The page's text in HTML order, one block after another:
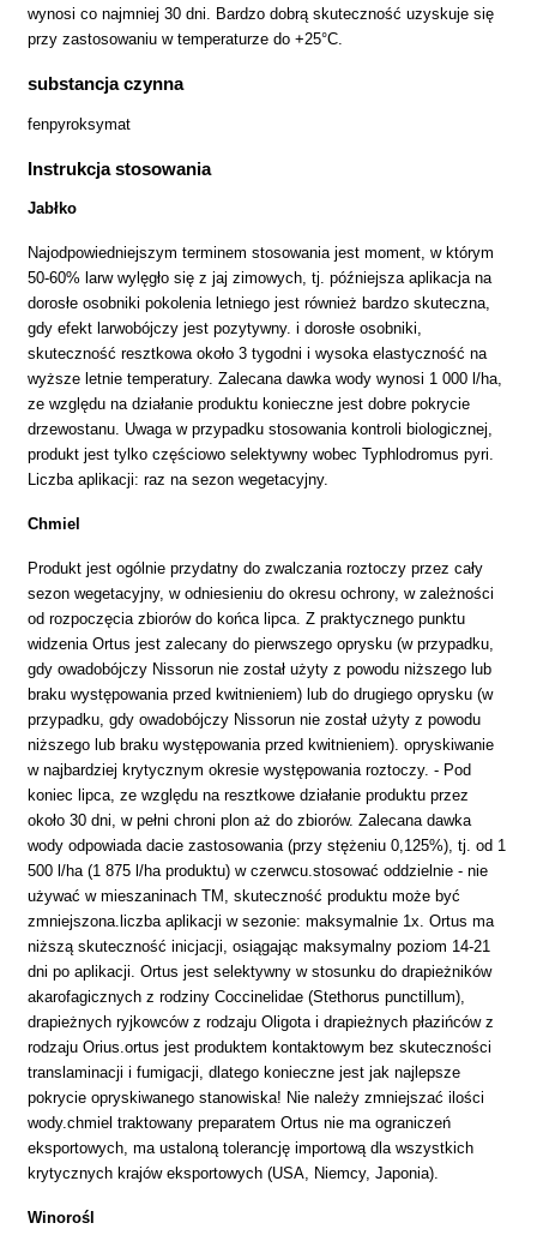
wynosi co najmniej 30 dni. Bardzo dobrą skuteczność uzyskuje się
przy zastosowaniu w temperaturze do +25°C.
substancja czynna
fenpyroksymat
Instrukcja stosowania
Jabłko
Najodpowiedniejszym terminem stosowania jest moment, w którym
50-60% larw wylęgło się z jaj zimowych, tj. późniejsza aplikacja na
dorosłe osobniki pokolenia letniego jest również bardzo skuteczna,
gdy efekt larwobójczy jest pozytywny. i dorosłe osobniki,
skuteczność resztkowa około 3 tygodni i wysoka elastyczność na
wyższe letnie temperatury. Zalecana dawka wody wynosi 1 000 l/ha,
ze względu na działanie produktu konieczne jest dobre pokrycie
drzewostanu. Uwaga w przypadku stosowania kontroli biologicznej,
produkt jest tylko częściowo selektywny wobec Typhlodromus pyri.
Liczba aplikacji: raz na sezon wegetacyjny.
Chmiel
Produkt jest ogólnie przydatny do zwalczania roztoczy przez cały
sezon wegetacyjny, w odniesieniu do okresu ochrony, w zależności
od rozpoczęcia zbiorów do końca lipca. Z praktycznego punktu
widzenia Ortus jest zalecany do pierwszego oprysku (w przypadku,
gdy owadobójczy Nissorun nie został użyty z powodu niższego lub
braku występowania przed kwitnieniem) lub do drugiego oprysku (w
przypadku, gdy owadobójczy Nissorun nie został użyty z powodu
niższego lub braku występowania przed kwitnieniem). opryskiwanie
w najbardziej krytycznym okresie występowania roztoczy. - Pod
koniec lipca, ze względu na resztkowe działanie produktu przez
około 30 dni, w pełni chroni plon aż do zbiorów. Zalecana dawka
wody odpowiada dacie zastosowania (przy stężeniu 0,125%), tj. od 1
500 l/ha (1 875 l/ha produktu) w czerwcu.stosować oddzielnie - nie
używać w mieszaninach TM, skuteczność produktu może być
zmniejszona.liczba aplikacji w sezonie: maksymalnie 1x. Ortus ma
niższą skuteczność inicjacji, osiągając maksymalny poziom 14-21
dni po aplikacji. Ortus jest selektywny w stosunku do drapieżników
akarofagicznych z rodziny Coccinelidae (Stethorus punctillum),
drapieżnych ryjkowców z rodzaju Oligota i drapieżnych płazińców z
rodzaju Orius.ortus jest produktem kontaktowym bez skuteczności
translaminacji i fumigacji, dlatego konieczne jest jak najlepsze
pokrycie opryskiwanego stanowiska! Nie należy zmniejszać ilości
wody.chmiel traktowany preparatem Ortus nie ma ograniczeń
eksportowych, ma ustaloną tolerancję importową dla wszystkich
krytycznych krajów eksportowych (USA, Niemcy, Japonia).
Winorośl